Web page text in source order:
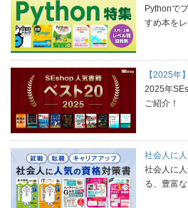
Pythonで
すめ本を
【2025年
2025年
ご紹介！
社会人に
社会人に
る、豊富